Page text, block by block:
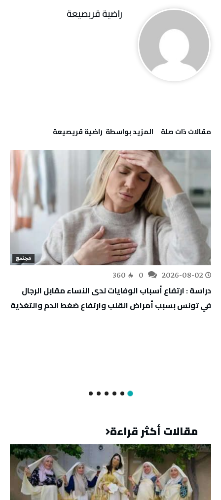
راضية قريصيعة
‫مقالات ذات صلة‬ ‫‫المزيد بواسطة‬ ‬ راضية قريصيعة
مجتمع
2026-08-02
360
دراسة : ارتفاع أسباب الوفايات لدى النساء مقابل الرجال
في تونس بسبب أمراض القلب وارتفاع ضغط الدم والتغذية
مقالات أكثر قراءة